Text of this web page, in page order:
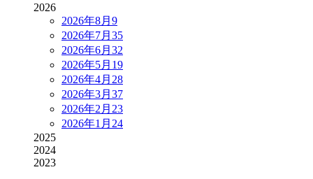
2026
2026年8月 9
2026年7月 35
2026年6月 32
2026年5月 19
2026年4月 28
2026年3月 37
2026年2月 23
2026年1月 24
2025
2024
2023